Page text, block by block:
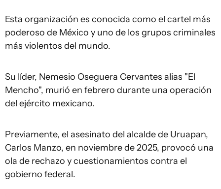
Esta organización es conocida como el cartel más
poderoso de México y uno de los grupos criminales
más violentos del mundo.
Su líder, Nemesio Oseguera Cervantes alias "El
Mencho", murió en febrero durante una operación
del ejército mexicano.
Previamente, el asesinato del alcalde de Uruapan,
Carlos Manzo, en noviembre de 2025, provocó una
ola de rechazo y cuestionamientos contra el
gobierno federal.